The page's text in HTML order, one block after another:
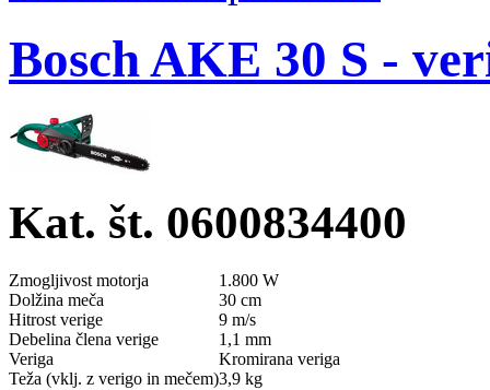
Bosch AKE 30 S -
Kat. št. 0600834400
Zmogljivost motorja
1.800 W
Dolžina meča
30 cm
Hitrost verige
9 m/s
Debelina člena verige
1,1 mm
Veriga
Kromirana veriga
Teža (vklj. z verigo in mečem)3,9 kg